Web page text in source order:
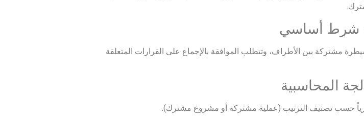
مشتركة بين الأطراف، وتتطلب الموافقة بالإجماع على القرارات المتعلقة
حسب تصنيف الترتيب (عملية مشتركة أو مشروع مشترك).